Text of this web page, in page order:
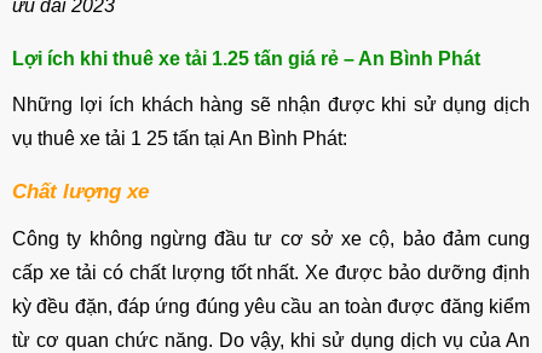
ưu đãi 2023
Lợi ích khi thuê xe tải 1.25 tấn giá rẻ – An Bình Phát
Những lợi ích khách hàng sẽ nhận được khi sử dụng dịch
vụ thuê xe tải 1 25 tấn tại An Bình Phát:
Chất lượng xe
Công ty không ngừng đầu tư cơ sở xe cộ, bảo đảm cung
cấp xe tải có chất lượng tốt nhất. Xe được bảo dưỡng định
kỳ đều đặn, đáp ứng đúng yêu cầu an toàn được đăng kiểm
từ cơ quan chức năng. Do vậy, khi sử dụng dịch vụ của An